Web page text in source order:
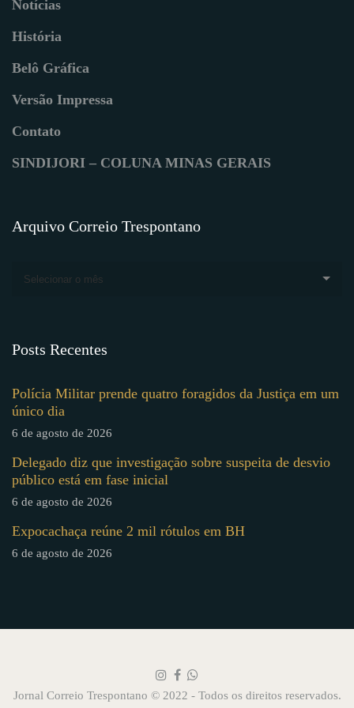
Notícias
História
Belô Gráfica
Versão Impressa
Contato
SINDIJORI – COLUNA MINAS GERAIS
Arquivo Correio Trespontano
Selecionar o mês
Posts Recentes
Polícia Militar prende quatro foragidos da Justiça em um
único dia
6 de agosto de 2026
Delegado diz que investigação sobre suspeita de desvio
público está em fase inicial
6 de agosto de 2026
Expocachaça reúne 2 mil rótulos em BH
6 de agosto de 2026
Jornal Correio Trespontano © 2022 - Todos os direitos reservados.